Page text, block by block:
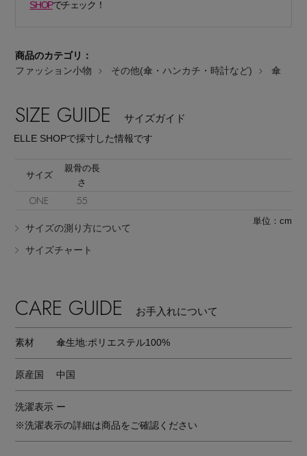
Stay inthe Loop
SHOPでチェック！
商品のカテゴリ：
ファッション小物
その他(傘・ハンカチ・時計など) 傘
SIZE GUIDE サイズガイド
ELLE SHOPで採寸した情報です
サイズ
親骨の長
さ
ONE 55
サイズの測り方について
サイズチャート
単位：cm
CARE GUIDE お手入れについて
素材 傘生地:ポリエステル100%
原産国 中国
洗濯表示 ー
※洗濯表示の詳細は商品をご確認ください